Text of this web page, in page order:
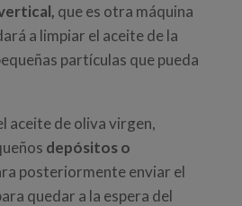
que es otra máquina
a limpiar el aceite de la
partículas que pueda
aceite de oliva virgen,
depósitos o
posteriormente enviar el
quedar a la espera del